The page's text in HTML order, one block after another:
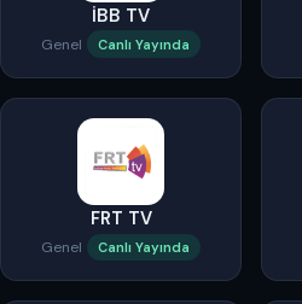
İBB TV
Genel Canlı Yayında
FRT TV
Genel Canlı Yayında